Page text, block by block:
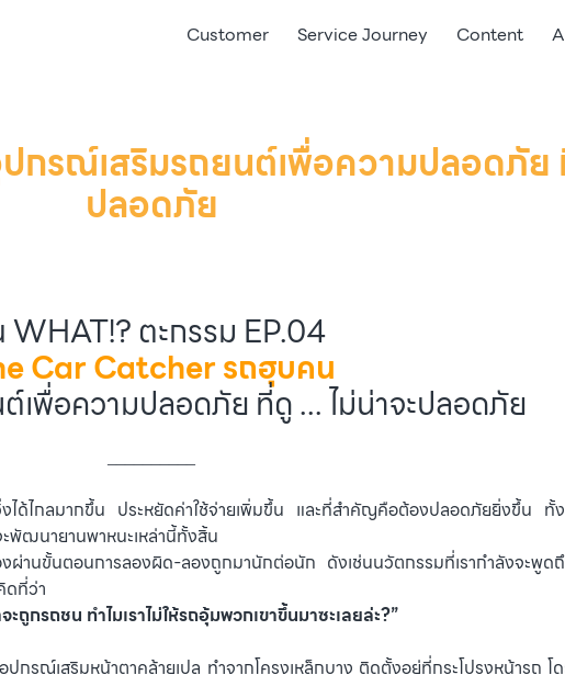
Customer Service Journey Content
รณ์เสริมรถยนต์เพื่อความปลอดภัย
ปลอดภัย
ตะกรรม EP.04
Car Catcher รถฮุบคน
เพื่อความปลอดภัย ที่ดู ... ไม่น่าจะปลอดภัย
ได้ไกลมากขึ้น ประหยัดค่าใช้จ่ายเพิ่มขึ้น และที่สำคัญคือต้องปลอดภัยยิ่งขึ้น
พัฒนายานพาหนะเหล่านี้ทั้งสิ้น
ผ่านขั้นตอนการลองผิด-ลองถูกมานักต่อนัก ดังเช่นนวัตกรรมที่เรากำลังจะพู
ดที่ว่า
ะถูกรถชน ทำไมเราไม่ให้รถอุ้มพวกเขาขึ้นมาซะเลยล่ะ?”
ปกรณ์เสริมหน้าตาคล้ายเปล ทำจากโครงเหล็กบาง ติดตั้งอยู่ที่กระโปรงหน้ารถ